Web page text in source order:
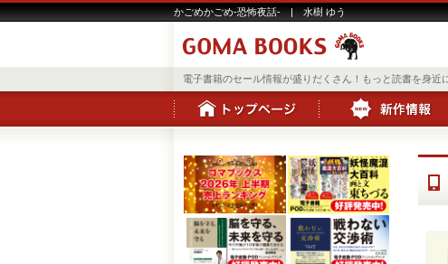
かごめかごめ-恐怖夜話- | 水樹 ゆう
電子書籍のセール情報が盛りだくさん！もっと読書を身近に